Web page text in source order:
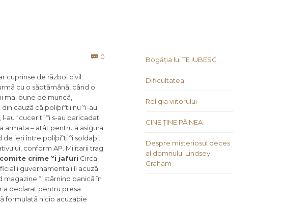
 0
cuprinse de rãzboi civil:
cu o sãptãmânã, când o
mai bune de muncã,
cauzã cã poliþiºtii nu ºi-au
au “cucerit” ºi s-au baricadat
armata – atât pentru a asigura
ieri între poliþiºti ºi soldaþi.
conform AP. Militarii trag
crime ºi jafuri Circa
guvernamentali îi acuzã
magazine ºi stârnind panicã în
a declarat pentru presa
formulatã nicio acuzaþie
Bogăția lui TE IUBESC
Dificultatea
Religia viitorului
CINE ȚINE PÂINEA
Despre misteriosul deces
al domnului Lindsey
Graham